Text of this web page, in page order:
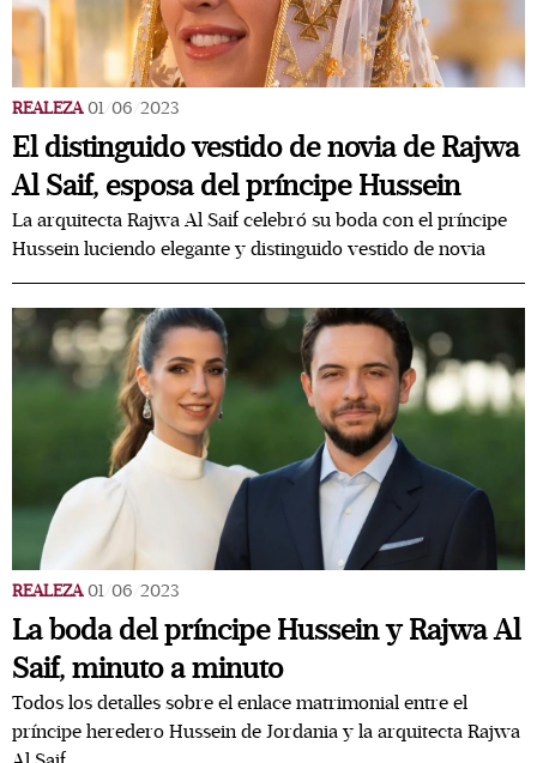
REALEZA 01/06/2023
El distinguido vestido de novia de Rajwa
Al Saif, esposa del príncipe Hussein
La arquitecta Rajwa Al Saif celebró su boda con el príncipe
Hussein luciendo elegante y distinguido vestido de novia
REALEZA 01/06/2023
La boda del príncipe Hussein y Rajwa Al
Saif, minuto a minuto
Todos los detalles sobre el enlace matrimonial entre el
príncipe heredero Hussein de Jordania y la arquitecta Rajwa